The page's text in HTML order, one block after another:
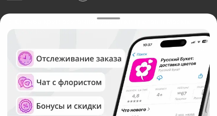
Служба круглосуточной доставки цветов в Москве
Русский Букет, 2026
Общество с ограниченной ответственностью «Технология»
ОГРН: 1195476081745, ИНН: 5410081997
Юридический адрес: г. Новосибирск, ул. Ипподромская,
д.42, оф. 3
Рейтинг Русского букета в г. Москва